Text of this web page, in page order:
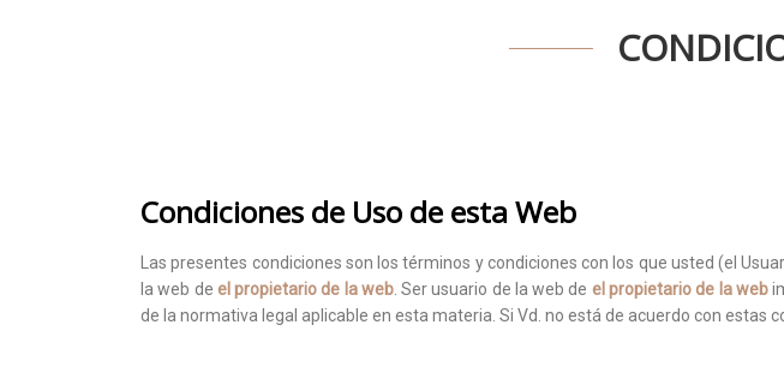
Condiciones de Uso de esta Web
Las presentes condiciones son los términos y condiciones con los que usted (el
la web de el propietario de la web. Ser usuario de la web de el propietario de la web
de la normativa legal aplicable en esta materia. Si Vd. no está de acuerdo con estas